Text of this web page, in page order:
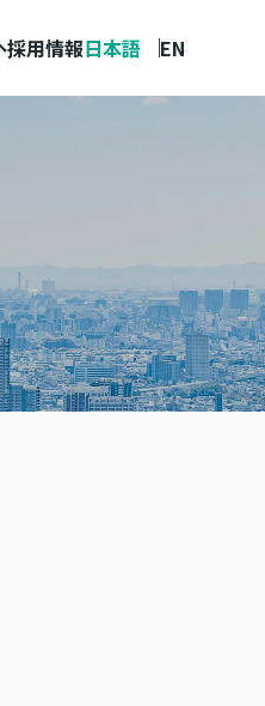
採用情報日本語 EN